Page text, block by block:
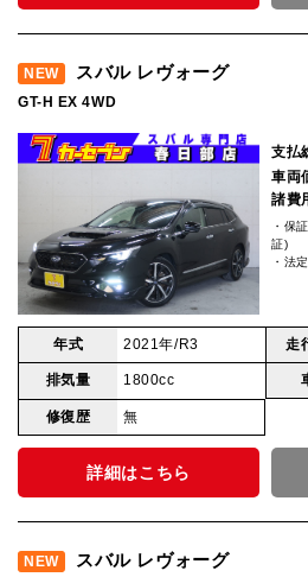
NEW スバル レヴォーグ
GT-H EX 4WD
支払
車両
諸費
・保
証)
・法
年式 2021年/R3 走
排気量 1800cc
修復歴 無
詳細はこちら
NEW スバル レヴォーグ